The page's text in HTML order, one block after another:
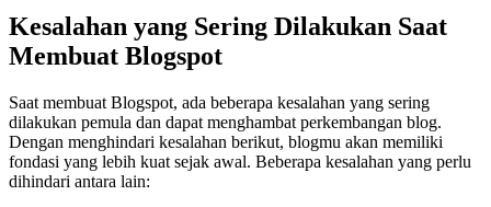
Kesalahan yang Sering Dilakukan Saat
Membuat Blogspot
Saat membuat Blogspot, ada beberapa kesalahan yang sering
dilakukan pemula dan dapat menghambat perkembangan blog.
Dengan menghindari kesalahan berikut, blogmu akan memiliki
fondasi yang lebih kuat sejak awal. Beberapa kesalahan yang perlu
dihindari antara lain: